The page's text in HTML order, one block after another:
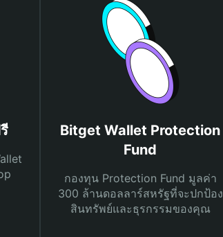
Bitget Wallet Protection
Fund
กองทุน Protection Fund มูลค่า
300 ล้านดอลลาร์สหรัฐที่จะปกป้อง
สินทรัพย์และธุรกรรมของคุณ